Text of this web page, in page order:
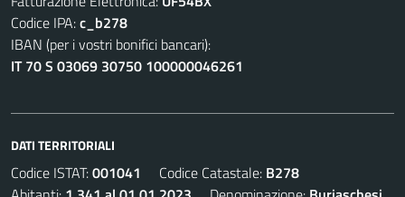
Codice IPA:c_b278
IBAN (per i vostri bonifici bancari):
IT 70 S 03069 30750 100000046261
DATI TERRITORIALI
Codice ISTAT:001041 Codice Catastale: B278